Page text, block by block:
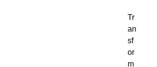
Tr
an
sf
or
m